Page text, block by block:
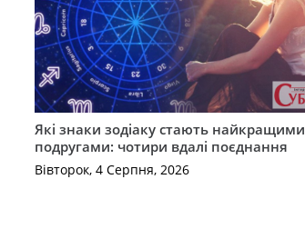
Які знаки зодіаку стають найкращими
подругами: чотири вдалі поєднання
Вівторок, 4 Серпня, 2026